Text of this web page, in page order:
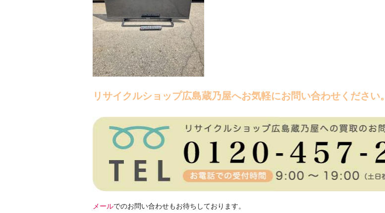
リサイクルショップ広島蔵乃屋へお気軽にお問い合わせください。
メールでのお問い合わせもお待ちしております。